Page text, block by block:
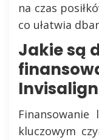
na czas
co ułatwia
Jakie są
kluczowym